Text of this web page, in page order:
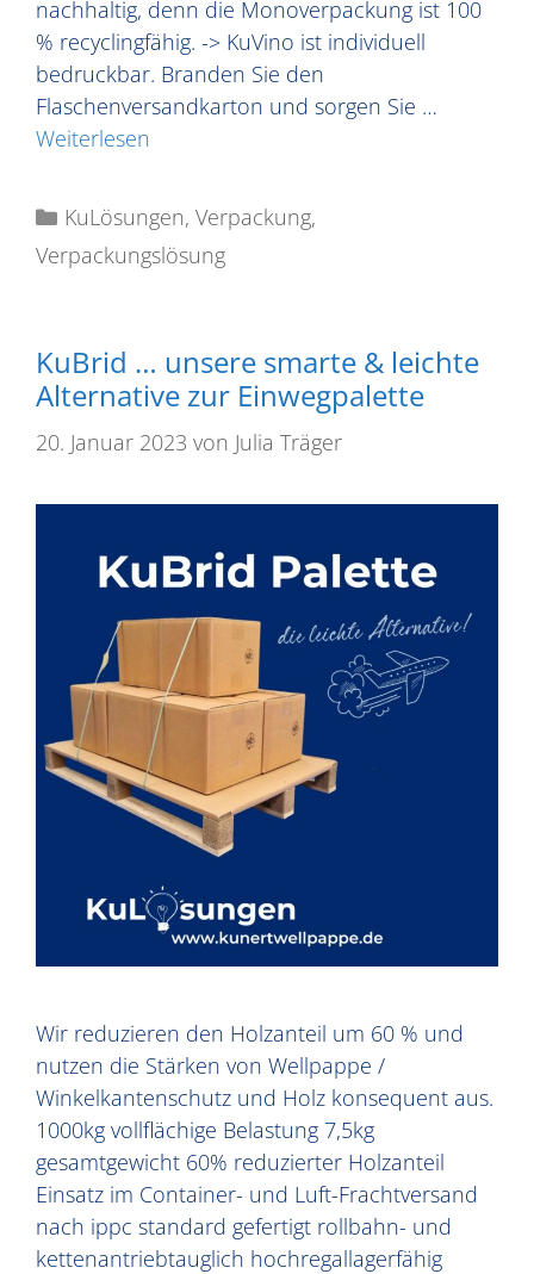
nachhaltig, denn die Monoverpackung ist 100
% recyclingfähig. -> KuVino ist individuell
bedruckbar. Branden Sie den
Flaschenversandkarton und sorgen Sie …
Weiterlesen
KuLösungen, Verpackung,
Verpackungslösung
KuBrid … unsere smarte & leichte
Alternative zur Einwegpalette
20. Januar 2023 von Julia Träger
Wir reduzieren den Holzanteil um 60 % und
nutzen die Stärken von Wellpappe /
Winkelkantenschutz und Holz konsequent aus.
1000kg vollflächige Belastung 7,5kg
gesamtgewicht 60% reduzierter Holzanteil
Einsatz im Container- und Luft-Frachtversand
nach ippc standard gefertigt rollbahn- und
kettenantriebtauglich hochregallagerfähig